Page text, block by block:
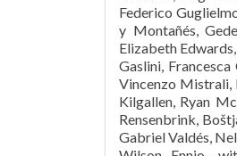
Federico
y Montañés,
Elizabeth
Gaslini,
Vincenzo Mistrali,
Kilgallen, Ryan
Rensenbrink,
Gabriel Valdés,